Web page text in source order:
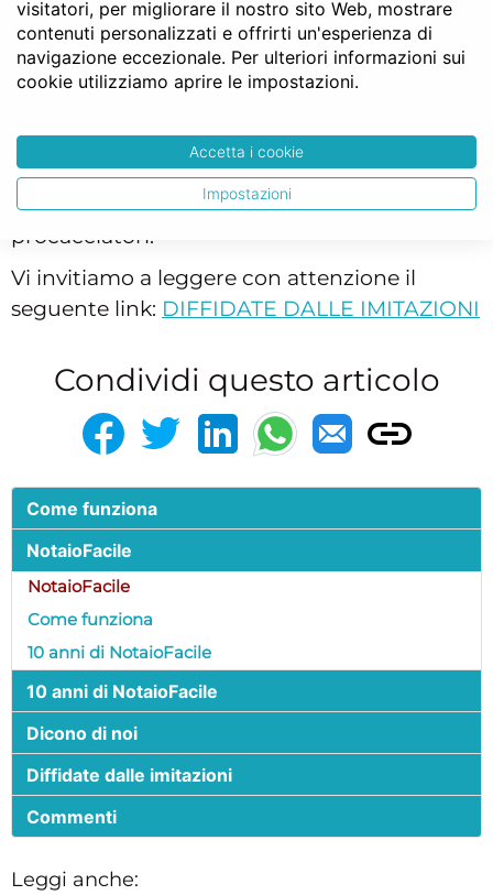
nella quale indicare i propri recapiti e
aggiungere qualche elemento identificativo
della fattispecie e del tipo di atto. L'utente
dell'atto che intende stipulare e tutte le
informazioni richieste direttamente dal
notaio, senza mediatori, intermediari o
procacciatori.
Vi invitiamo a leggere con attenzione il
seguente link: DIFFIDATE DALLE IMITAZIONI
Condividi questo articolo
Come funziona
NotaioFacile
NotaioFacile
Come funziona
10 anni di NotaioFacile
10 anni di NotaioFacile
Dicono di noi
Diffidate dalle imitazioni
Commenti
Leggi anche:
visitatori, per migliorare il nostro sito Web, mostrare
contenuti personalizzati e offrirti un'esperienza di
navigazione eccezionale. Per ulteriori informazioni sui
cookie utilizziamo aprire le impostazioni.
Accetta i cookie
Impostazioni